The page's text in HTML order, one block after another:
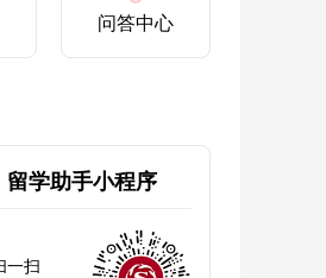
问答中心
留学助手小程序
一扫